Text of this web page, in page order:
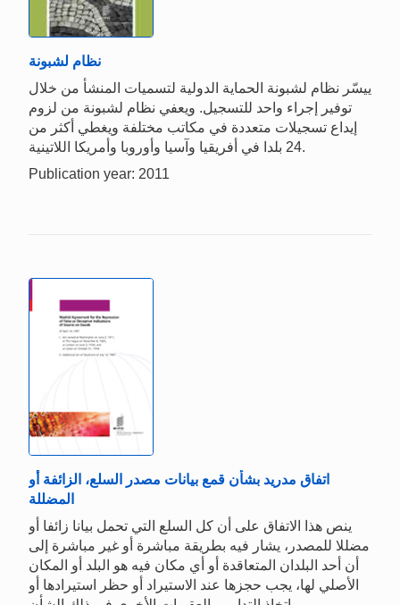
نظام لشبونة
ييسّر نظام لشبونة الحماية الدولية لتسميات المنشأ من خلال
توفير إجراء واحد للتسجيل. ويعفي نظام لشبونة من لزوم
إيداع تسجيلات متعددة في مكاتب مختلفة ويغطي أكثر من
24 بلدا في أفريقيا وآسيا وأوروبا وأمريكا اللاتينية.
Publication year: 2011
اتفاق مدريد بشأن قمع بيانات مصدر السلع، الزائفة أو
المضللة
ينص هذا الاتفاق على أن كل السلع التي تحمل بيانا زائفا أو
مضللا للمصدر، يشار فيه بطريقة مباشرة أو غير مباشرة إلى
أن أحد البلدان المتعاقدة أو أي مكان فيه هو البلد أو المكان
الأصلي لها، يجب حجزها عند الاستيراد أو حظر استيرادها أو